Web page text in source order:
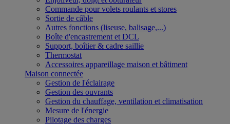
Commande pour volets roulants et stores
Sortie de câble
Autres fonctions (liseuse, balisage,...)
Boîte d'encastrement et DCL
Support, boîtier & cadre saillie
Thermostat
Accessoires appareillage maison et bâtiment
Maison connectée
Gestion de l'éclairage
Gestion des ouvrants
Gestion du chauffage, ventilation et climatisation
Mesure de l'énergie
Pilotage des charges